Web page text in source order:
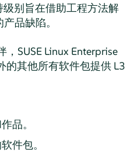
别旨在借助工程方法解
品缺陷。
， SUSE Linux Enterprise
其他所有软件包提供 L3
品。
件包。